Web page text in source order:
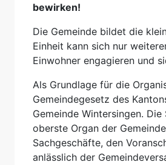
bewirken!
Die Gemeinde bildet die
Einheit kann sich nur
Einwohner engagieren und
Als Grundlage für die
Gemeindegesetz des
Gemeinde Wintersingen.
oberste Organ der
Sachgeschäfte, den
anlässlich der